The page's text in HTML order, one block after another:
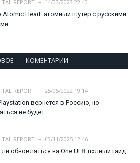
REPORT
14/03/2023 22:40
Atomic Heart: атомный шутер с русскими
КОМЕНТАРИИ
REPORT
25/05/2022 19:14
вернется в Россию, но
не будет
REPORT
03/11/2025 12:46
ли обновляться на One UI 8: полный гайд